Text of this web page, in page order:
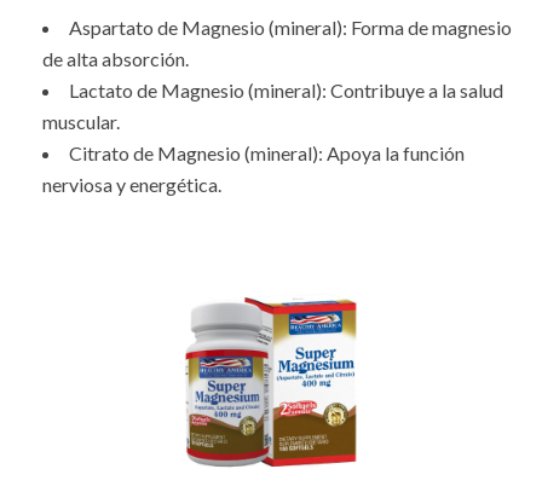
Aspartato de Magnesio (mineral): Forma de magnesio
de alta absorción.
Lactato de Magnesio (mineral): Contribuye a la salud
muscular.
Citrato de Magnesio (mineral): Apoya la función
nerviosa y energética.